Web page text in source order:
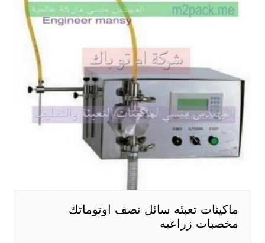
ماكينات تعبئه سائل نصف اوتوماتك
مخصبات زراعيه